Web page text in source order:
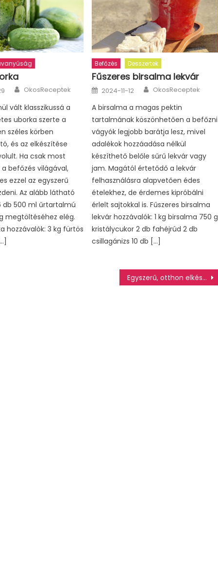
Author
OkosReceptek
vált klasszikussá a
uborka szerte a
széles körben
és az elkészítése
Ha csak most
befőzés világával,
ezzel az egyszerű
Az alább látható
db 500 ml űrtartalmú
megtöltéséhez elég.
hozzávalók: 3 kg fürtös
Befőzés Desszertek
Fűszeres birsalma lekvár
Posted
on
2024-11-12 Author
OkosReceptek
A birsalma a magas pektin
tartalmának köszönhetően a befőzni
vágyók legjobb barátja lesz, mivel
adalékok hozzáadása nélkül
készíthető belőle sűrű lekvár vagy
jam. Magától értetődő a lekvár
felhasználásra alapvetően édes
ételekhez, de érdemes kipróbálni
érlelt sajtokkal is. Fűszeres birsalma
lekvár hozzávalók: 1 kg birsalma 750 g
kristálycukor 2 db fahéjrúd 2 db
csillagánizs 10 db […]
Egyszerű, otthon elkészíthető koktélok 1. rész